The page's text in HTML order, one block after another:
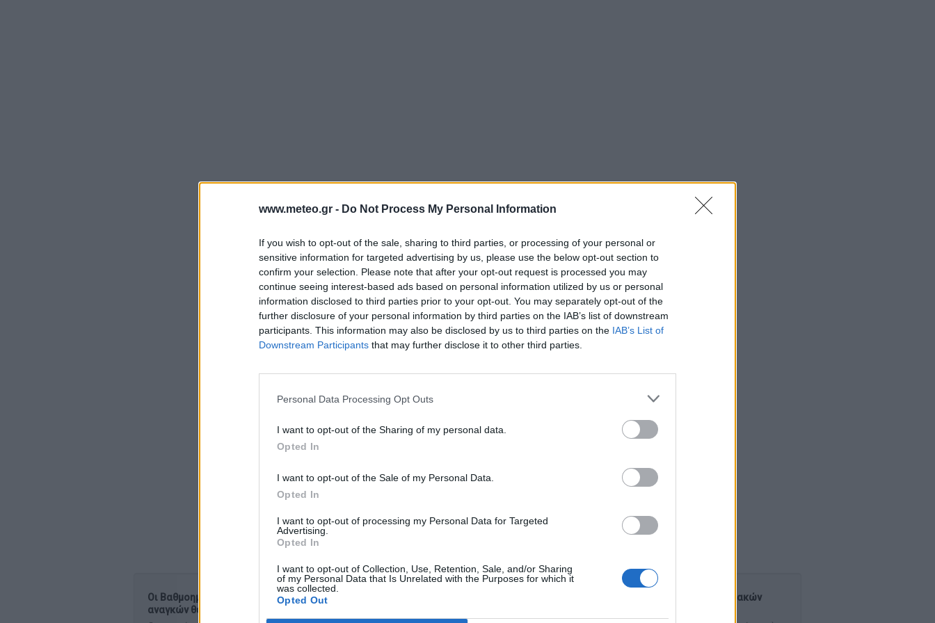
www.meteo.gr - Do Not Process My Personal Information
If you wish to opt-out of the sale, sharing to third parties, or processing of your personal or
sensitive information for targeted advertising by us, please use the below opt-out section to
confirm your selection. Please note that after your opt-out request is processed you may
continue seeing interest-based ads based on personal information utilized by us or personal
information disclosed to third parties prior to your opt-out. You may separately opt-out of the
further disclosure of your personal information by third parties on the IAB’s list of downstream
participants. This information may also be disclosed by us to third parties on the IAB’s List of
Downstream Participants that may further disclose it to other third parties.
Personal Data Processing Opt Outs
I want to opt-out of the Sharing of my personal data.
Opted In
I want to opt-out of the Sale of my Personal Data.
Opted In
I want to opt-out of processing my Personal Data for Targeted
Advertising.
Opted In
I want to opt-out of Collection, Use, Retention, Sale, and/or Sharing
of my Personal Data that Is Unrelated with the Purposes for which it
was collected.
Opted Out
Οι Βαθμοημέρες Θέρμανσης και Ψύξης (Heating Degree Days – HDD / Cooling Degree Days – CDD) είναι ενδεικτικές των ενεργειακών
αναγκών θέρμανσης και ψύξης των κτιρίων